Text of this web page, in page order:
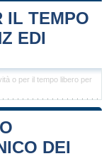
IL TEMPO
EDI
o per il tempo libero per
DEI